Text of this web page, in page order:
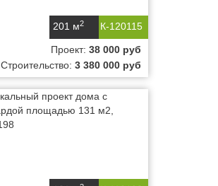
К-120115
201 м2
Проект: 38 000 руб
Строительство: 3 380 000 руб